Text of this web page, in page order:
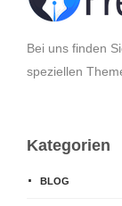
Bei uns finden
speziellen
Kategorien
BLOG